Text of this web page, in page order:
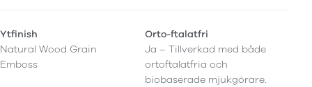
Ytfinish
Natural Wood Grain
Emboss
Orto-ftalatfri
Ja – Tillverkad med både
ortoftalatfria och
biobaserade mjukgörare.